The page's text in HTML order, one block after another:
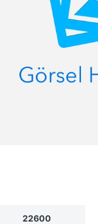
22600